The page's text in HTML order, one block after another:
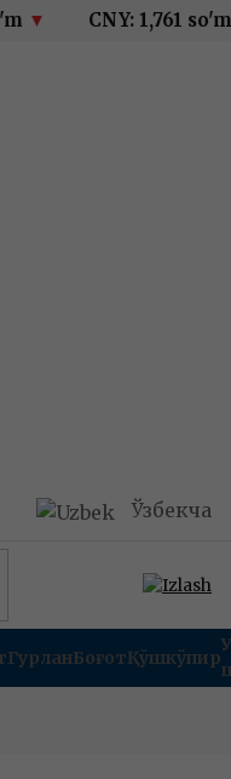
▼ CNY: 1,761 so'm
Ўзбекча
ГурланБоғотҚўшкўпир